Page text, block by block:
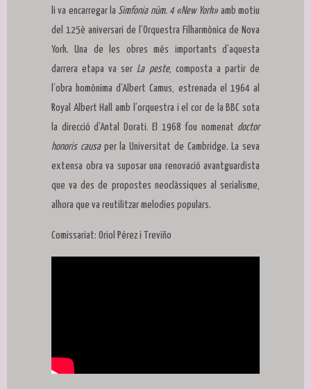
li va encarregar laSimfonia núm. 4 «New York»amb motiu
del 125è aniversari de l’Orquestra Filharmònica de Nova
York. Una de les obres més importants d’aquesta
darrera etapa va serLa peste, composta a partir de
l’obra homònima d’Albert Camus, estrenada el 1964 al
Royal Albert Hall amb l’orquestra i el cor de la BBC sota
la direcció d’Antal Dorati. El 1968 fou nomenat doctor
honoris causaper la Universitat de Cambridge. La seva
extensa obra va suposar una renovació avantguardista
que va des de propostes neoclàssiques al serialisme,
alhora que va reutilitzar melodies populars.
Comissariat: Oriol Pérez i Treviño